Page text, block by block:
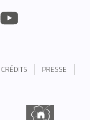
CRÉDITS
PRESSE